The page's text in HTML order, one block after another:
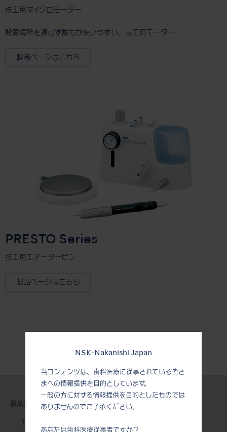
NSK-Nakanishi Japan
当コンテンツは、歯科医療に従事されている皆さ
まへの情報提供を目的としています。
一般の方に対する情報提供を目的としたものでは
ありませんのでご了承ください。
あなたは歯科医療従事者ですか？
技工用マイクロモーター
設置場所を選ばず誰もが使いやすい、技工用モーター
製品ページはこちら
PRESTO Series
技工用エアータービン
製品ページはこちら
製品情報